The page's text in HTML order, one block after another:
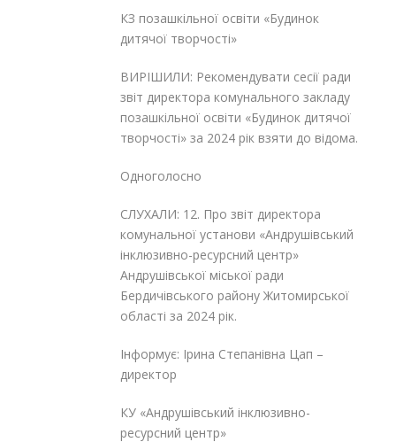
КЗ позашкільної освіти «Будинок
дитячої творчості»
ВИРІШИЛИ: Рекомендувати сесії ради
звіт директора комунального закладу
позашкільної освіти «Будинок дитячої
творчості» за 2024 рік взяти до відома.
Одноголосно
СЛУХАЛИ: 12. Про звіт директора
комунальної установи «Андрушівський
інклюзивно-ресурсний центр»
Андрушівської міської ради
Бердичівського району Житомирської
області за 2024 рік.
Інформує: Ірина Степанівна Цап –
директор
КУ «Андрушівський інклюзивно-
ресурсний центр»